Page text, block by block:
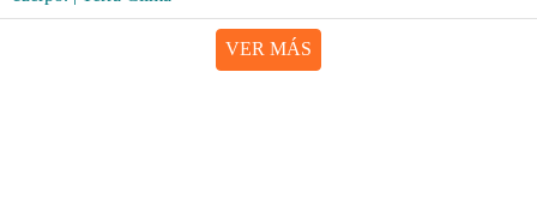
VER MÁS